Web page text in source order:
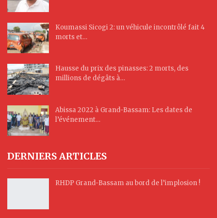
Koumassi Sicogi 2: un véhicule incontrôlé fait 4
morts et…
Hausse du prix des pinasses: 2 morts, des
millions de dégâts à…
Abissa 2022 à Grand-Bassam: Les dates de
l’événement…
DERNIERS ARTICLES
RHDP Grand-Bassam au bord de l’implosion !